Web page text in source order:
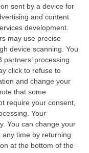
sent by a device for
and content
development.
may use precise
device scanning. You
processing
click to refuse to
and change your
that some
require your consent,
Your
You can change your
time by returning
at the bottom of the
ore 10,00
di grandissima
–
è stata
da:
presieduta
degli anni
con
sulla